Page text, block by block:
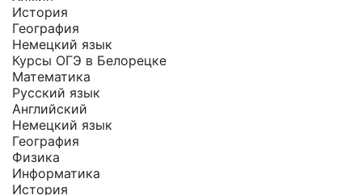
История
География
Немецкий язык
Курсы ОГЭ в Белорецке
Математика
Русский язык
Английский
Немецкий язык
География
Физика
Информатика
История